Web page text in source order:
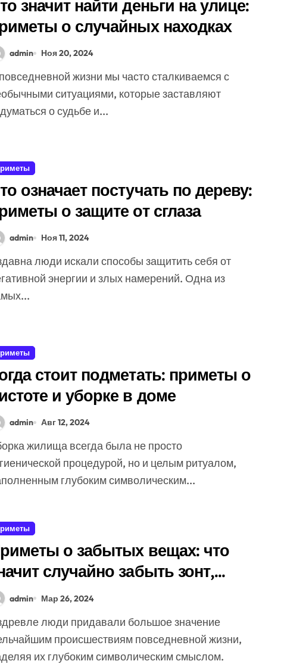
значит найти деньги на улице:
о случайных находках
admin Ноя 20, 2024
ситуациями, которые заставляют
о судьбе и...
означает постучать по дереву:
о защите от сглаза
admin Ноя 11, 2024
энергии и злых намерений. Одна из
стоит подметать: приметы о
и уборке в доме
admin Авг 12, 2024
процедурой, но и целым ритуалом,
глубоким символическим...
о забытых вещах: что
случайно забыть зонт,
и другие вещи
admin Мар 26, 2024
происшествиям повседневной жизни,
их глубоким символическим смыслом.